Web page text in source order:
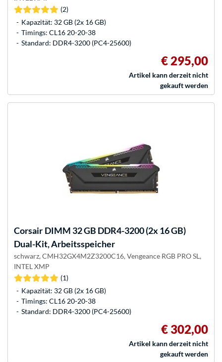
(2)
Kapazität: 32 GB (2x 16 GB)
Timings: CL16 20-20-38
Standard: DDR4-3200 (PC4-25600)
€ 295,00
Artikel kann derzeit nicht
gekauft werden
Corsair DIMM 32 GB DDR4-3200 (2x 16 GB)
Dual-Kit, Arbeitsspeicher
schwarz, CMH32GX4M2Z3200C16, Vengeance RGB PRO SL,
INTEL XMP
(1)
Kapazität: 32 GB (2x 16 GB)
Timings: CL16 20-20-38
Standard: DDR4-3200 (PC4-25600)
€ 302,00
Artikel kann derzeit nicht
gekauft werden